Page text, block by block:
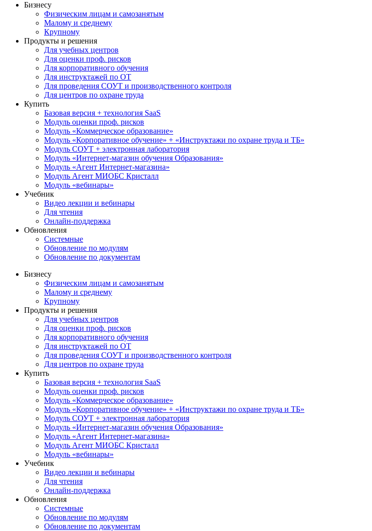
Бизнесу
Физическим лицам и самозанятым
Малому и среднему
Крупному
Продукты и решения
Для учебных центров
Для оценки проф. рисков
Для корпоративного обучения
Для инструктажей по ОТ
Для проведения СОУТ и производственного контроля
Для центров по охране труда
Купить
Базовая версия + технология SaaS
Модуль оценки проф. рисков
Модуль «Коммерческое образование»
Модуль «Корпоративное обучение» + «Инструктажи по охране труда и ТБ»
Модуль СОУТ + электронная лаборатория
Модуль «Интернет-магазин обучения Образования»
Модуль «Агент Интернет-магазина»
Модуль Агент МИОБС Кристалл
Модуль «вебинары»
Учебник
Видео лекции и вебинары
Для чтения
Онлайн-поддержка
Обновления
Системные
Обновление по модулям
Обновление по документам
Бизнесу
Физическим лицам и самозанятым
Малому и среднему
Крупному
Продукты и решения
Для учебных центров
Для оценки проф. рисков
Для корпоративного обучения
Для инструктажей по ОТ
Для проведения СОУТ и производственного контроля
Для центров по охране труда
Купить
Базовая версия + технология SaaS
Модуль оценки проф. рисков
Модуль «Коммерческое образование»
Модуль «Корпоративное обучение» + «Инструктажи по охране труда и ТБ»
Модуль СОУТ + электронная лаборатория
Модуль «Интернет-магазин обучения Образования»
Модуль «Агент Интернет-магазина»
Модуль Агент МИОБС Кристалл
Модуль «вебинары»
Учебник
Видео лекции и вебинары
Для чтения
Онлайн-поддержка
Обновления
Системные
Обновление по модулям
Обновление по документам